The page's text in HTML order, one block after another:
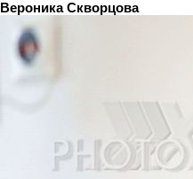
Вероника Скворцова